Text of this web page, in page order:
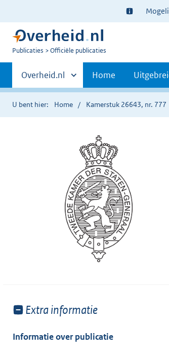
Ter
informatie:
U
Publicaties Officiële publicaties
Primaire
navigatie
Andere
sites
binnen
Overheid.nl Home
U bent hier: Home Kamerstuk 26643, nr. 777
Toon
van:
Extra informatie
Informatie over publicatie